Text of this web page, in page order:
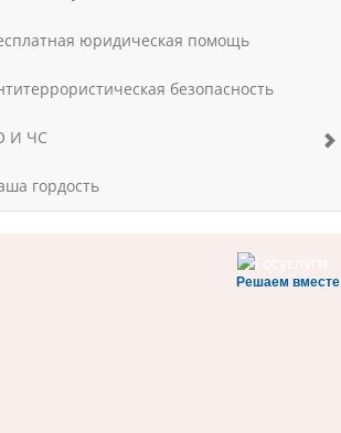
юридическая помощь
безопасность
И ЧС
гордость
Решаем вместе